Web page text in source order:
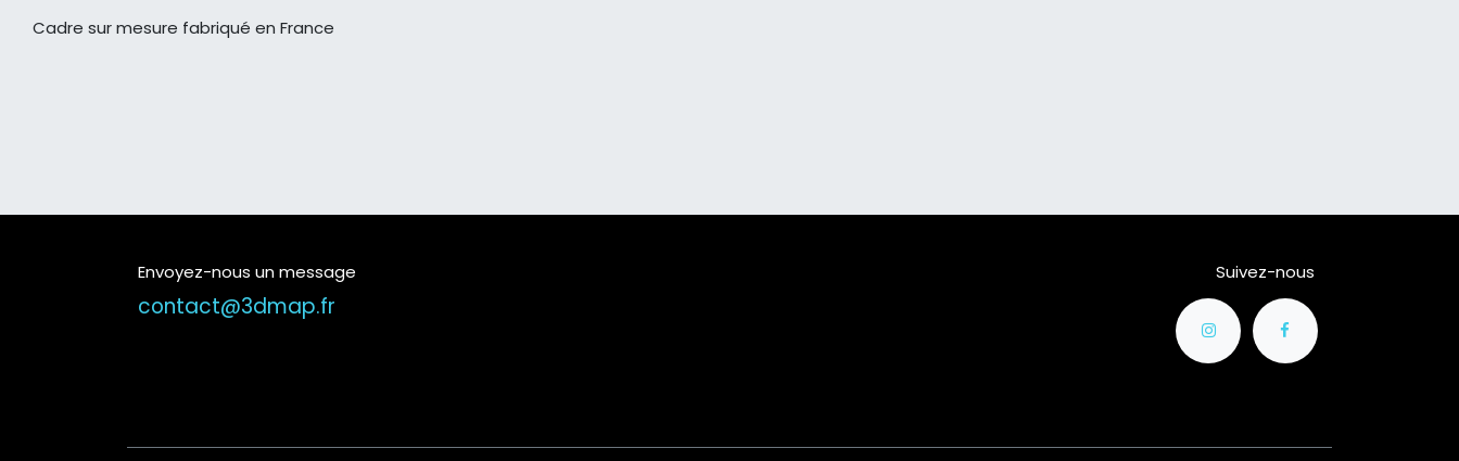
Cadre sur mesure fabriqué en France
Suivez-nous
Envoyez-nous un message
contact@3dmap.fr